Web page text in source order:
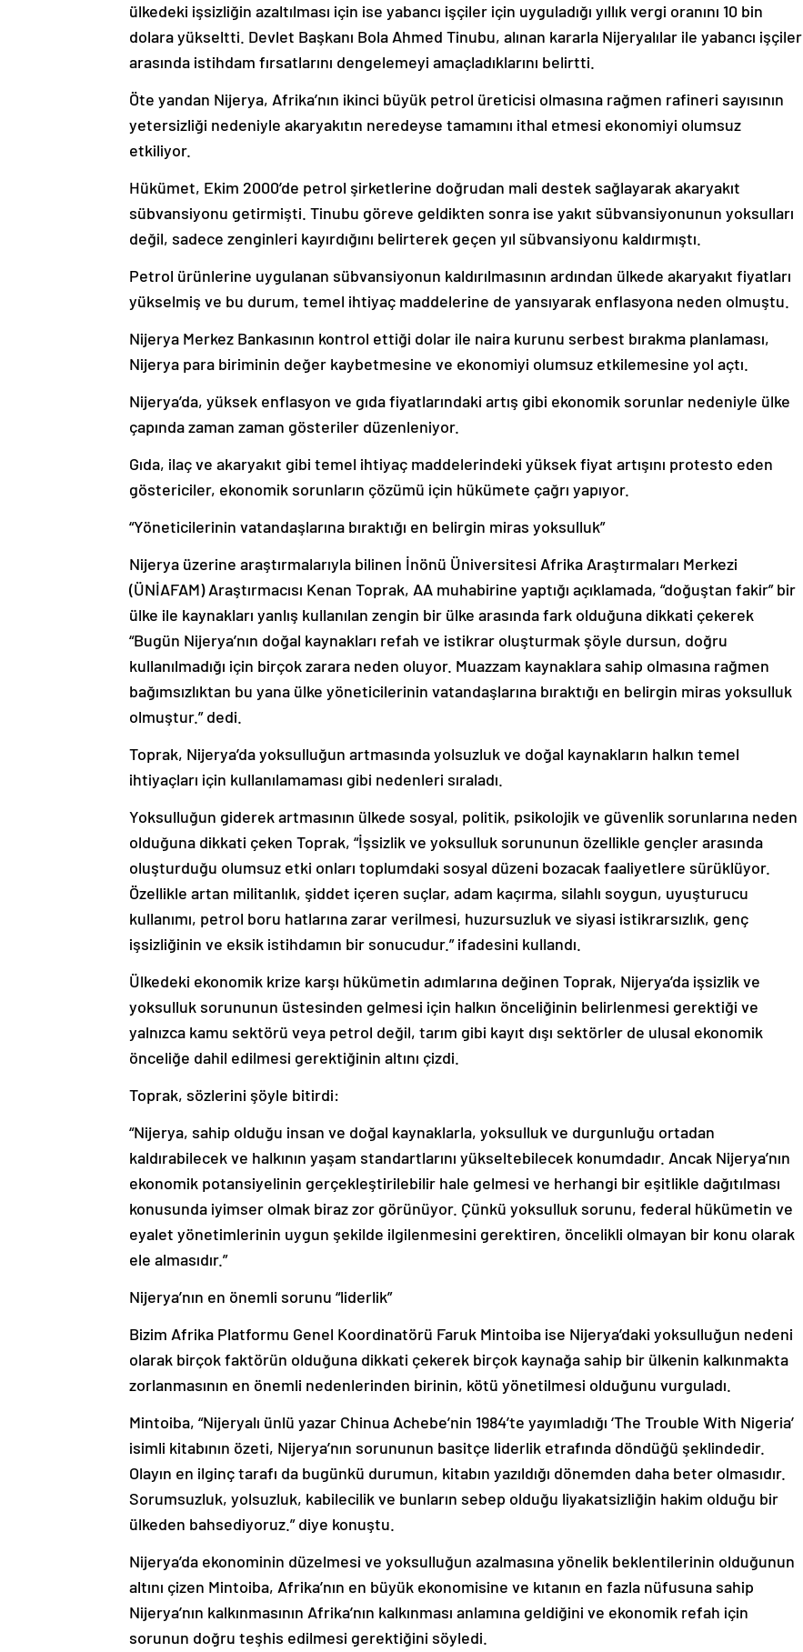
ülkedeki işsizliğin azaltılması için ise yabancı işçiler için uyguladığı yıllık vergi oranını 10 bin
dolara yükseltti. Devlet Başkanı Bola Ahmed Tinubu, alınan kararla Nijeryalılar ile yabancı işçiler
arasında istihdam fırsatlarını dengelemeyi amaçladıklarını belirtti.
Öte yandan Nijerya, Afrika’nın ikinci büyük petrol üreticisi olmasına rağmen rafineri sayısının
yetersizliği nedeniyle akaryakıtın neredeyse tamamını ithal etmesi ekonomiyi olumsuz
etkiliyor.
Hükümet, Ekim 2000’de petrol şirketlerine doğrudan mali destek sağlayarak akaryakıt
sübvansiyonu getirmişti. Tinubu göreve geldikten sonra ise yakıt sübvansiyonunun yoksulları
değil, sadece zenginleri kayırdığını belirterek geçen yıl sübvansiyonu kaldırmıştı.
Petrol ürünlerine uygulanan sübvansiyonun kaldırılmasının ardından ülkede akaryakıt fiyatları
yükselmiş ve bu durum, temel ihtiyaç maddelerine de yansıyarak enflasyona neden olmuştu.
Nijerya Merkez Bankasının kontrol ettiği dolar ile naira kurunu serbest bırakma planlaması,
Nijerya para biriminin değer kaybetmesine ve ekonomiyi olumsuz etkilemesine yol açtı.
Nijerya’da, yüksek enflasyon ve gıda fiyatlarındaki artış gibi ekonomik sorunlar nedeniyle ülke
çapında zaman zaman gösteriler düzenleniyor.
Gıda, ilaç ve akaryakıt gibi temel ihtiyaç maddelerindeki yüksek fiyat artışını protesto eden
göstericiler, ekonomik sorunların çözümü için hükümete çağrı yapıyor.
“Yöneticilerinin vatandaşlarına bıraktığı en belirgin miras yoksulluk”
Nijerya üzerine araştırmalarıyla bilinen İnönü Üniversitesi Afrika Araştırmaları Merkezi
(ÜNİAFAM) Araştırmacısı Kenan Toprak, AA muhabirine yaptığı açıklamada, “doğuştan fakir” bir
ülke ile kaynakları yanlış kullanılan zengin bir ülke arasında fark olduğuna dikkati çekerek
“Bugün Nijerya’nın doğal kaynakları refah ve istikrar oluşturmak şöyle dursun, doğru
kullanılmadığı için birçok zarara neden oluyor. Muazzam kaynaklara sahip olmasına rağmen
bağımsızlıktan bu yana ülke yöneticilerinin vatandaşlarına bıraktığı en belirgin miras yoksulluk
olmuştur.” dedi.
Toprak, Nijerya’da yoksulluğun artmasında yolsuzluk ve doğal kaynakların halkın temel
ihtiyaçları için kullanılamaması gibi nedenleri sıraladı.
Yoksulluğun giderek artmasının ülkede sosyal, politik, psikolojik ve güvenlik sorunlarına neden
olduğuna dikkati çeken Toprak, “İşsizlik ve yoksulluk sorununun özellikle gençler arasında
oluşturduğu olumsuz etki onları toplumdaki sosyal düzeni bozacak faaliyetlere sürüklüyor.
Özellikle artan militanlık, şiddet içeren suçlar, adam kaçırma, silahlı soygun, uyuşturucu
kullanımı, petrol boru hatlarına zarar verilmesi, huzursuzluk ve siyasi istikrarsızlık, genç
işsizliğinin ve eksik istihdamın bir sonucudur.” ifadesini kullandı.
Ülkedeki ekonomik krize karşı hükümetin adımlarına değinen Toprak, Nijerya’da işsizlik ve
yoksulluk sorununun üstesinden gelmesi için halkın önceliğinin belirlenmesi gerektiği ve
yalnızca kamu sektörü veya petrol değil, tarım gibi kayıt dışı sektörler de ulusal ekonomik
önceliğe dahil edilmesi gerektiğinin altını çizdi.
Toprak, sözlerini şöyle bitirdi:
“Nijerya, sahip olduğu insan ve doğal kaynaklarla, yoksulluk ve durgunluğu ortadan
kaldırabilecek ve halkının yaşam standartlarını yükseltebilecek konumdadır. Ancak Nijerya’nın
ekonomik potansiyelinin gerçekleştirilebilir hale gelmesi ve herhangi bir eşitlikle dağıtılması
konusunda iyimser olmak biraz zor görünüyor. Çünkü yoksulluk sorunu, federal hükümetin ve
eyalet yönetimlerinin uygun şekilde ilgilenmesini gerektiren, öncelikli olmayan bir konu olarak
ele almasıdır.”
Nijerya’nın en önemli sorunu “liderlik”
Bizim Afrika Platformu Genel Koordinatörü Faruk Mintoiba ise Nijerya’daki yoksulluğun nedeni
olarak birçok faktörün olduğuna dikkati çekerek birçok kaynağa sahip bir ülkenin kalkınmakta
zorlanmasının en önemli nedenlerinden birinin, kötü yönetilmesi olduğunu vurguladı.
Mintoiba, “Nijeryalı ünlü yazar Chinua Achebe’nin 1984’te yayımladığı ‘The Trouble With Nigeria’
isimli kitabının özeti, Nijerya’nın sorununun basitçe liderlik etrafında döndüğü şeklindedir.
Olayın en ilginç tarafı da bugünkü durumun, kitabın yazıldığı dönemden daha beter olmasıdır.
Sorumsuzluk, yolsuzluk, kabilecilik ve bunların sebep olduğu liyakatsizliğin hakim olduğu bir
ülkeden bahsediyoruz.” diye konuştu.
Nijerya’da ekonominin düzelmesi ve yoksulluğun azalmasına yönelik beklentilerinin olduğunun
altını çizen Mintoiba, Afrika’nın en büyük ekonomisine ve kıtanın en fazla nüfusuna sahip
Nijerya’nın kalkınmasının Afrika’nın kalkınması anlamına geldiğini ve ekonomik refah için
sorunun doğru teşhis edilmesi gerektiğini söyledi.